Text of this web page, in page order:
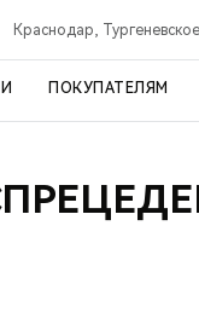
Краснодар,
ПОКУПАТЕЛЯМ